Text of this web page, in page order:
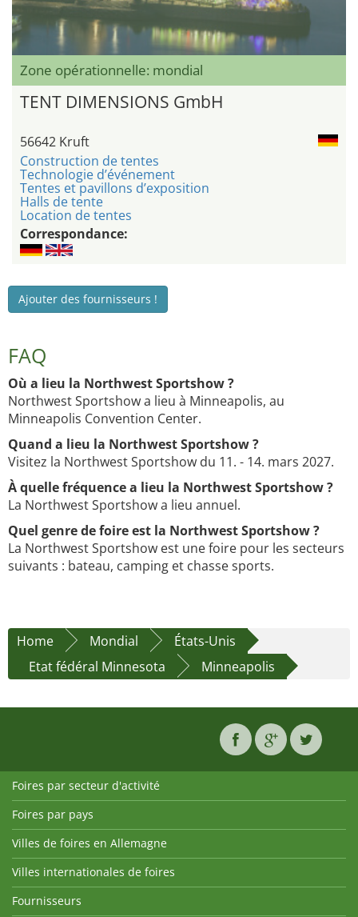
Zone opérationnelle: mondial
TENT DIMENSIONS GmbH
56642 Kruft
Construction de tentes
Technologie d’événement
Tentes et pavillons d’exposition
Halls de tente
Location de tentes
Correspondance:
Ajouter des fournisseurs !
FAQ
Où a lieu la Northwest Sportshow ?
Northwest Sportshow a lieu à Minneapolis, au
Minneapolis Convention Center.
Quand a lieu la Northwest Sportshow ?
Visitez la Northwest Sportshow du 11. - 14. mars 2027.
À quelle fréquence a lieu la Northwest Sportshow ?
La Northwest Sportshow a lieu annuel.
Quel genre de foire est la Northwest Sportshow ?
La Northwest Sportshow est une foire pour les secteurs
suivants : bateau, camping et chasse sports.
Home Mondial
États-Unis
Etat fédéral Minnesota
Minneapolis
Foires par secteur d'activité
Foires par pays
Villes de foires en Allemagne
Villes internationales de foires
Fournisseurs